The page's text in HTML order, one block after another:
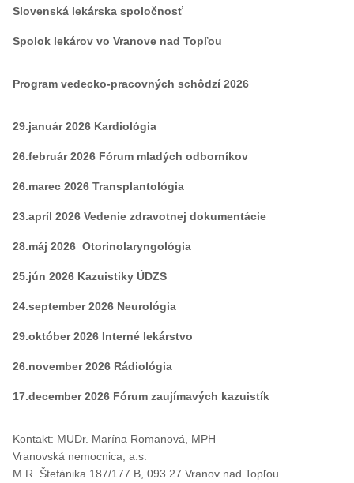
Slovenská lekárska spoločnosť
Spolok lekárov vo Vranove nad Topľou
Program vedecko-pracovných schôdzí 2026
29.január 2026 Kardiológia
26.február 2026 Fórum mladých odborníkov
26.marec 2026 Transplantológia
23.apríl 2026 Vedenie zdravotnej dokumentácie
28.máj 2026 Otorinolaryngológia
25.jún 2026 Kazuistiky ÚDZS
24.september 2026 Neurológia
29.október 2026 Interné lekárstvo
26.november 2026 Rádiológia
17.december 2026 Fórum zaujímavých kazuistík
Kontakt: MUDr. Marína Romanová, MPH
Vranovská nemocnica, a.s.
M.R. Štefánika 187/177 B, 093 27 Vranov nad Topľou